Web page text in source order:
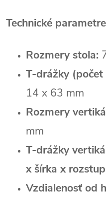
Technické parametre
Rozmery stola:
T-drážky
14 x 63 mm
Rozmery
mm
T-drážky
x šírka x
Vzdialenosť od